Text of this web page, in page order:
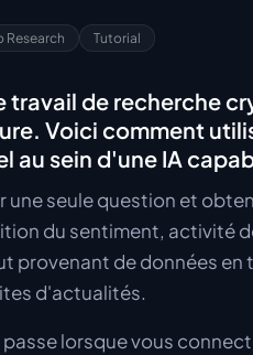
Research Tutorial
travail de recherche
Voici comment
au sein d'une IA
une seule question et
du sentiment, activité
provenant de données en
d'actualités.
passe lorsque vous